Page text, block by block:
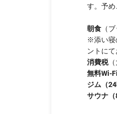
す。予め
朝食（ブ
※添い寝
ントにて
消費税（
無料Wi-Fi
ジム（24
サウナ（